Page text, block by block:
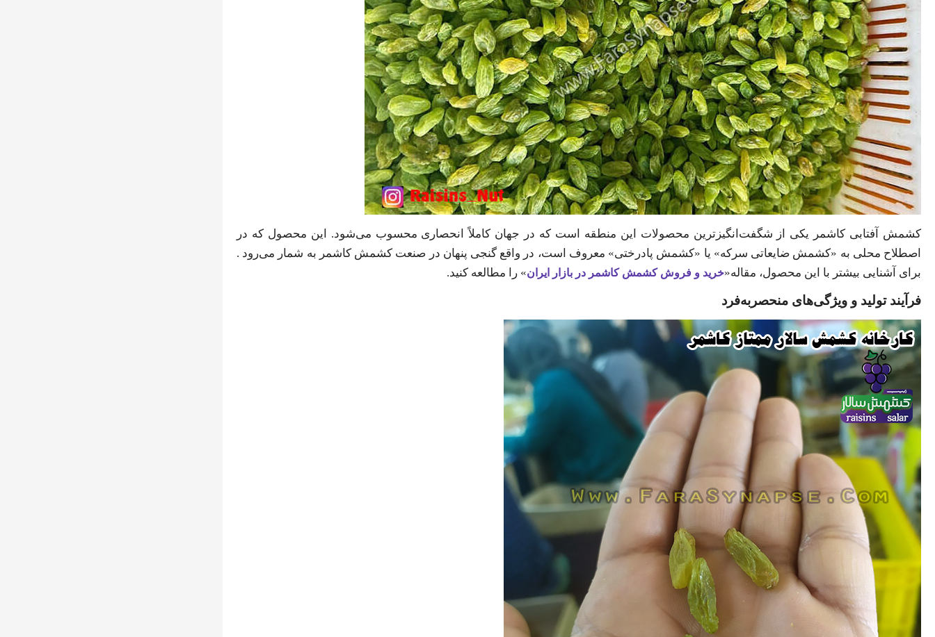
کشمش آفتابی کاشمر یکی از شگفت‌انگیزترین محصولات این منطقه است که در جهان کاملاً انحصاری محسوب می‌شود. این محصول که در
اصطلاح محلی به «کشمش ضایعاتی سرکه» یا «کشمش پادرختی» معروف است، در واقع گنجی پنهان در صنعت کشمش کاشمر به شمار می‌رود .
برای آشنایی بیشتر با این محصول، مقاله«خرید و فروش کشمش کاشمر در بازار ایران» را مطالعه کنید.
فرآیند تولید و ویژگی‌های منحصربه‌فرد